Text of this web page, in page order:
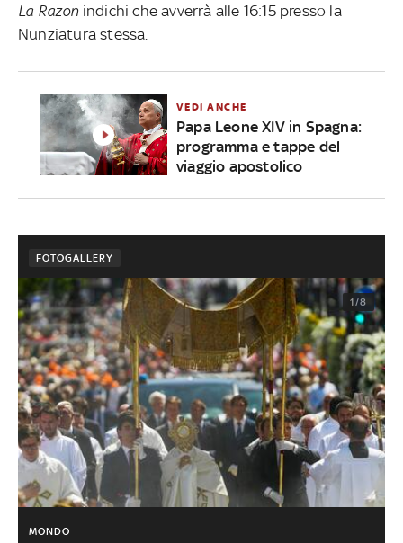
La Razonindichi che avverrà alle 16:15 presso la
Nunziatura stessa.
VEDI ANCHE
Papa Leone XIV in Spagna:
programma e tappe del
viaggio apostolico
FOTOGALLERY
1/8
MONDO